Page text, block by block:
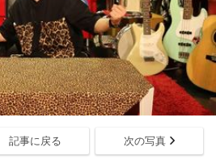
記事に戻る 次の写真